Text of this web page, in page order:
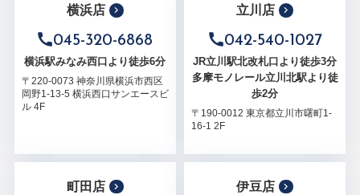
横浜店
045-320-6868
横浜駅みなみ西口より徒歩6分
〒220-0073 神奈川県横浜市西区
岡野1-13-5 横浜西口サンエースビ
ル 4F
立川店
042-540-1027
JR立川駅北改札口より徒歩3分
多摩モノレール立川北駅より徒
歩2分
〒190-0012 東京都立川市曙町1-
16-1 2F
町田店 伊豆店